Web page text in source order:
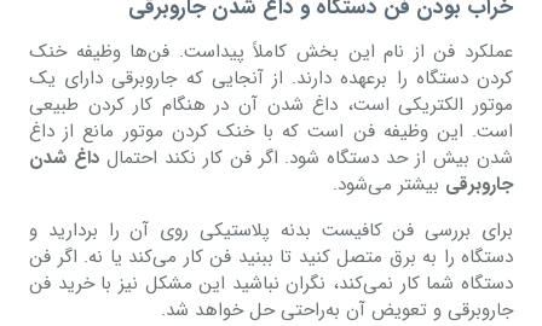
خراب بودن فن دستگاه و داغ شدن جاروبرقی
عملکرد فن از نام این بخش کاملاً پیداست. فن‌ها وظیفه خنک
کردن دستگاه را برعهده دارند. از آنجایی که جاروبرقی دارای یک
موتور الکتریکی است، داغ شدن آن در هنگام کار کردن طبیعی
است. این وظیفه فن است که با خنک کردن موتور مانع از داغ
شدن بیش از حد دستگاه شود. اگر فن کار نکند احتمالداغ شدن
جاروبرقی بیشتر می‌شود.
برای بررسی فن کافیست بدنه پلاستیکی روی آن را بردارید و
دستگاه را به برق متصل کنید تا ببنید فن کار می‌کند یا نه. اگر فن
دستگاه شما کار نمی‌کند، نگران نباشید این مشکل نیز با خرید فن
جاروبرقی و تعویض آن به‌راحتی حل خواهد شد.